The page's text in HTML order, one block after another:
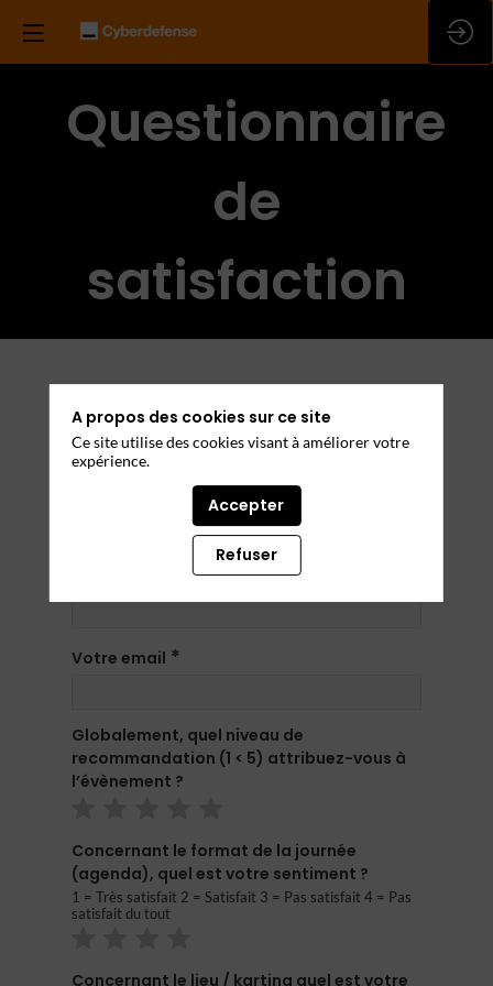
Questionnaire
de
satisfaction
Nom de l’entreprise
Votre email *
Globalement, quel niveau de
recommandation (1 < 5) attribuez-vous à
l’évènement ?
Concernant le format de la journée
(agenda), quel est votre sentiment ?
1 = Très satisfait 2 = Satisfait 3 = Pas satisfait 4 = Pas
satisfait du tout
Concernant le lieu / karting quel est votre
A propos des cookies sur ce site
Ce site utilise des cookies visant à améliorer votre
expérience.
Accepter
Refuser